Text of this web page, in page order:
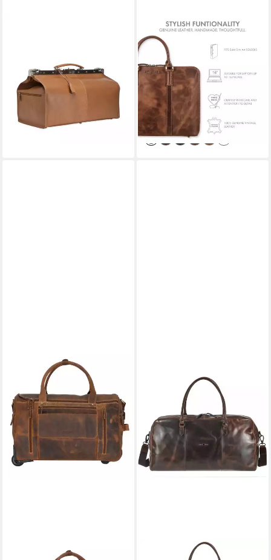
Rindsleder
594,15 €
699,00 €
-15%
lieferbar - in 2-3 Werktagen bei dir
STILORD
Handtasche "Leonora"
Schmale Aktentasche Damen
Leder 15,6 - 16 Zoll
Laptoptasche
129,90 €
UVP 147,90 €
-12%
lieferbar - in 2-3 Werktagen bei dir